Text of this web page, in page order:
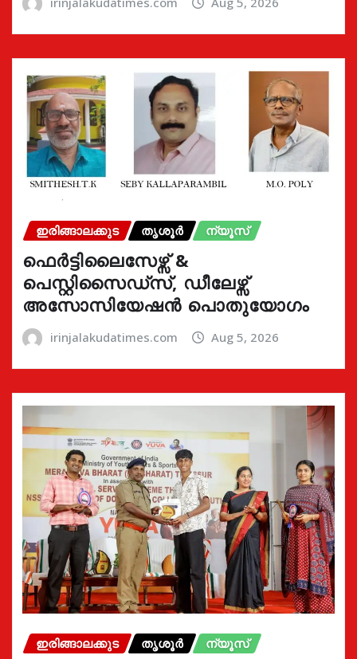
ഇരിങ്ങാലക്കുട തൃശൂർ ന്യൂസ്
ഫെർട്ടിലൈസേഴ്സ് &
പെസ്റ്റിസൈഡ്സ്, ഡീലേഴ്സ്
അസോസിയേഷൻ പൊതുയോഗം
irinjalakudatimes.com Aug 5, 2026
ഇരിങ്ങാലക്കുട തൃശൂർ ന്യൂസ്